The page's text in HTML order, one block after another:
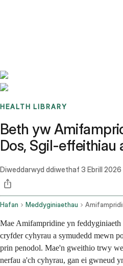
HEALTH LIBRARY
Beth yw
Dos, Sgil-effeithiau
Diweddarwyd ddiwethaf 3 Ebrill 2026
Hafan Meddyginiaethau
Mae Amifampridine yn
cryfder cyhyrau a symudedd mewn
prin penodol. Mae'n gweithio trwy
nerfau a'ch cyhyrau, gan ei gwneud